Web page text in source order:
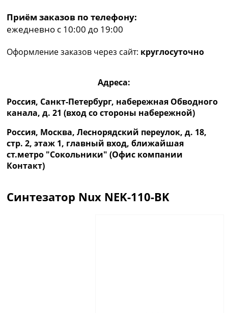
Приём заказов по телефону:
ежедневно с 10:00 до 19:00
Оформление заказов через сайт: круглосуточно
Адреса:
Россия, Санкт-Петербург, набережная Обводного
канала, д. 21 (вход со стороны набережной)
Россия, Москва, Леснорядский переулок, д. 18,
стр. 2, этаж 1, главный вход, ближайшая
ст.метро "Сокольники" (Офис компании
Контакт)
Синтезатор Nux NEK-110-BK